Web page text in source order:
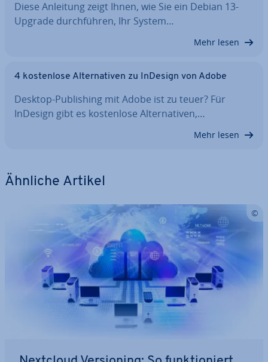
Diese Anleitung zeigt Ihnen, wie Sie ein Debian 13-
Upgrade durch­füh­ren, Ihr System…
Mehr lesen
4 kos­ten­lo­se Al­ter­na­ti­ven zu InDesign von Adobe
Desktop-Pu­bli­shing mit Adobe ist zu teuer? Für
InDesign gibt es kos­ten­lo­se Al­ter­na­ti­ven,…
Mehr lesen
Ähnliche Artikel